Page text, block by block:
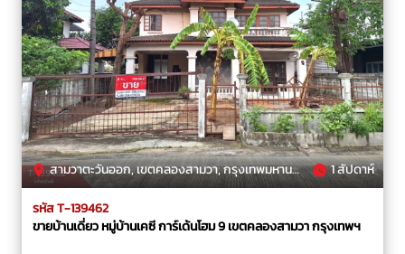
สามวาตะวันออก, เขตคลองสามวา, กรุงเทพมหานคร 1 สัปดาห์
รหัส T-139462
ขายบ้านเดี่ยว หมู่บ้านเคซี การ์เด้นโฮม 9 เขตคลองสามวา กรุงเทพฯ